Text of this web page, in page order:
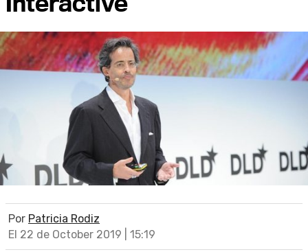
Por Patricia Rodiz
El 22 de October 2019 | 15:19